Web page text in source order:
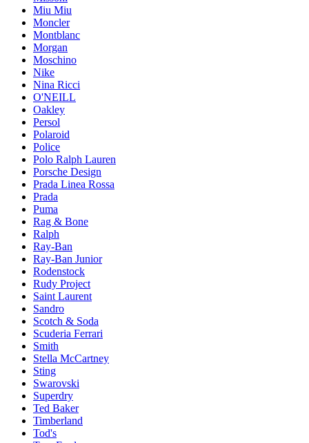
Miu Miu
Moncler
Montblanc
Morgan
Moschino
Nike
Nina Ricci
O'NEILL
Oakley
Persol
Polaroid
Police
Polo Ralph Lauren
Porsche Design
Prada Linea Rossa
Prada
Puma
Rag & Bone
Ralph
Ray-Ban
Ray-Ban Junior
Rodenstock
Rudy Project
Saint Laurent
Sandro
Scotch & Soda
Scuderia Ferrari
Smith
Stella McCartney
Sting
Swarovski
Superdry
Ted Baker
Timberland
Tod's